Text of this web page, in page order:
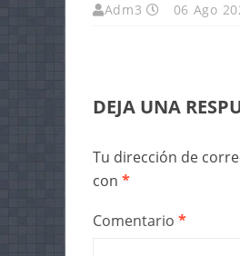
Adm3 06 Ago
DEJA UNA
Tu dirección de
con *
Comentario *